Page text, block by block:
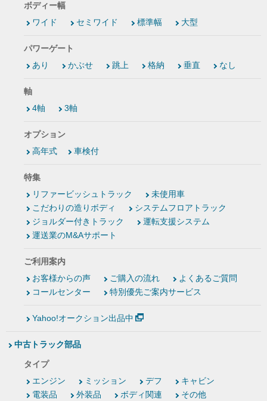
ボディー幅
ワイド
セミワイド 標準幅 大型
パワーゲート
あり
かぶせ 跳上 格納 垂直 なし
軸
4軸
3軸
オプション
高年式
車検付
特集
リファービッシュトラック
未使用車
こだわりの造りボディ
システムフロアトラック
ジョルダー付きトラック
運転支援システム
運送業のM&Aサポート
ご利用案内
お客様からの声
ご購入の流れ
よくあるご質問
コールセンター
特別優先ご案内サービス
Yahoo!オークション出品中
中古トラック部品
タイプ
エンジン
ミッション デフ
キャビン
電装品
外装品 ボディ関連 その他